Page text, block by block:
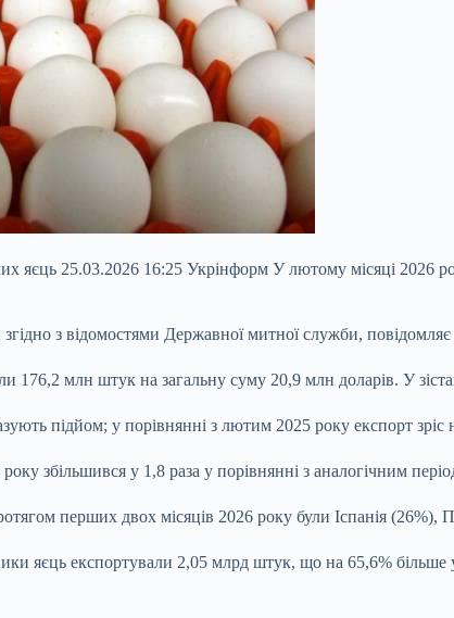
яєць 25.03.2026 16:25 Укрінформ У лютому місяці 2026
з відомостями Державної митної служби,
176,2 млн штук на загальну суму 20,9 млн доларів. У
підйом; у порівнянні з лютим 2025 року експорт зріс
збільшився у 1,8 раза у порівнянні з аналогічним
перших двох місяців 2026 року були Іспанія (26%),
яєць експортували 2,05 млрд штук, що на 65,6% більше